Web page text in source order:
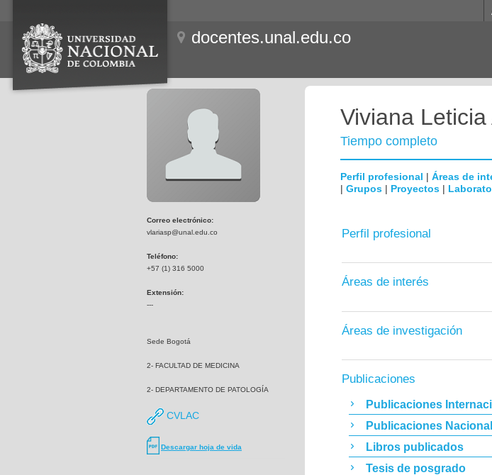
docentes.unal.edu.co
Correo electrónico:
vlariasp@unal.edu.co
Teléfono:
+57 (1) 316 5000
Extensión:
---
Sede Bogotá
2- FACULTAD DE MEDICINA
2- DEPARTAMENTO DE PATOLOGÍA
CVLAC
Descargar hoja de vida
Viviana
Tiempo completo
Perfil profesional | Áreas de
| Grupos | Proyectos |
Perfil profesional
Áreas de interés
Áreas de investigación
Publicaciones
Publicaciones
Publicaciones
Libros publicados
Tesis de posgrado